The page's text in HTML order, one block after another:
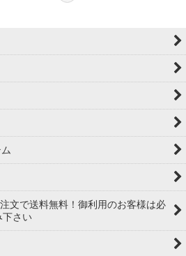
文で送料無料！御利用のお客様は必
下さい